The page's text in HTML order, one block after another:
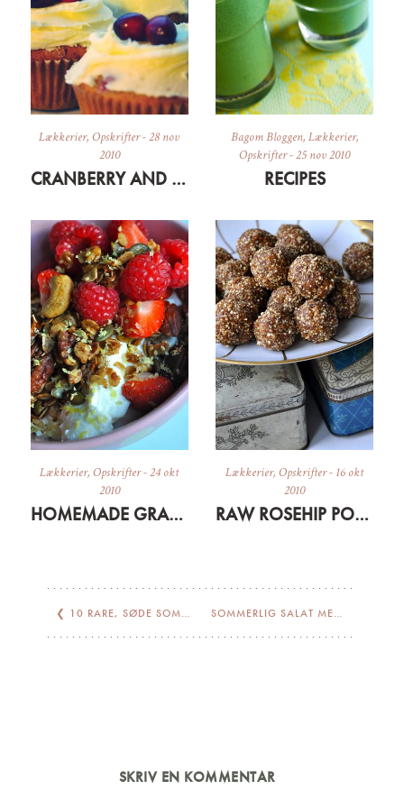
Lækkerier,Opskrifter-28 nov
2010
CRANBERRY AND ORANGE CUPCAKES
Bagom Bloggen, Lækkerier,
Opskrifter-25 nov 2010
RECIPES
Lækkerier,Opskrifter-24 okt
2010
HOMEMADE GRANOLA
Lækkerier,Opskrifter- 16 okt
2010
RAW ROSEHIP POWERBARS
❮ 10 RARE, SØDE SOMMEROPSKRIFTER SOMMERLIG SALAT MED KÅL, ÆBLE, HINDBÆR OG SPIRER
SKRIV EN KOMMENTAR